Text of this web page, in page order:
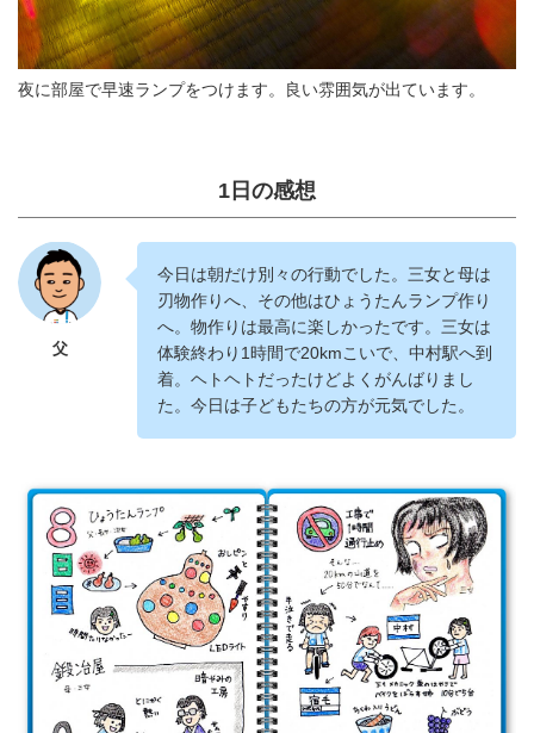
夜に部屋で早速ランプをつけます。良い雰囲気が出ています。
1日の感想
父
今日は朝だけ別々の行動でした。三女と母は
刃物作りへ、その他はひょうたんランプ作り
へ。物作りは最高に楽しかったです。三女は
体験終わり1時間で20kmこいで、中村駅へ到
着。ヘトヘトだったけどよくがんばりまし
た。今日は子どもたちの方が元気でした。